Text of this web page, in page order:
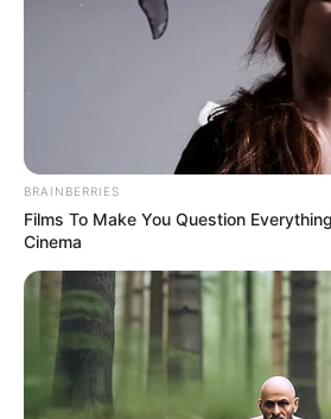
10 Desain Kanopi Tempat
Tidur, Serasa Beristirahat di
Kamar Raja
BRAINBERRIES
Films To Make You Question
Cinema